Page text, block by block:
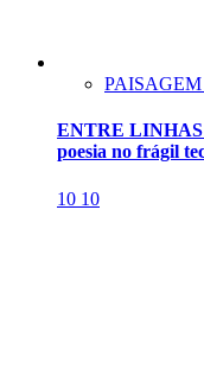
ENTRE LINHAS
poesia no frágil
10 10